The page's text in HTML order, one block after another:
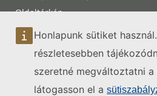
Honlapunk sütiket
részletesebben
szeretné megváltoztatni
látogasson el a
Oldaltérkép
Kapcsolatfelvétel